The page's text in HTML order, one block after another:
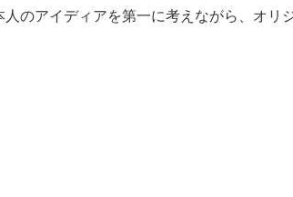
のアイディアを第一に考えながら、オリ